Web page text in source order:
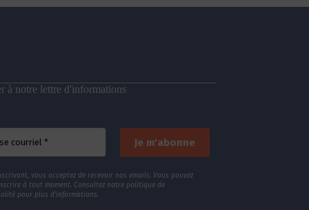
à notre lettre d'informations
vous acceptez de recevoir nos emails. Vous pouvez
à tout moment. Consultez notre politique de
pour plus d’informations.